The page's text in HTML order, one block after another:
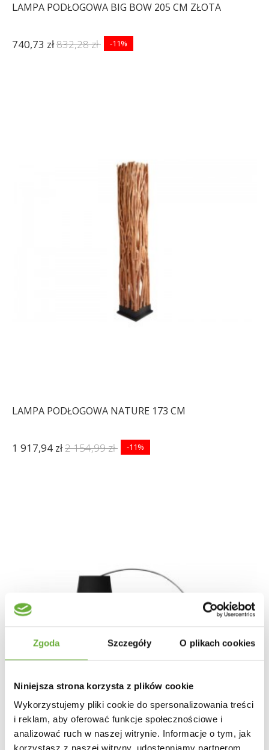
Zgoda Szczegóły O plikach cookies
Niniejsza strona korzysta z plików cookie
Wykorzystujemy pliki cookie do spersonalizowania treści
i reklam, aby oferować funkcje społecznościowe i
analizować ruch w naszej witrynie. Informacje o tym, jak
korzystasz z naszej witryny, udostępniamy partnerom
LAMPA PODŁOGOWA BIG BOW 205 CM ZŁOTA
740,73 zł832,28 zł -11%
LAMPA PODŁOGOWA NATURE 173 CM
1 917,94 zł2 154,99 zł -11%